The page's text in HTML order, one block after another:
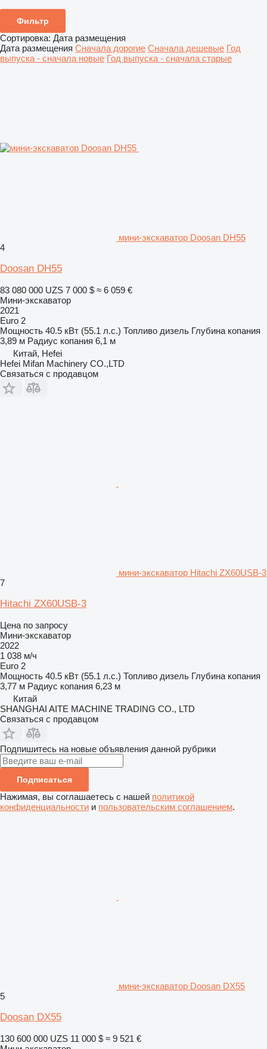
Фильтр
Сортировка: Дата размещения
Дата размещения Сначала дорогие Сначала дешевые Год
выпуска - сначала новые Год выпуска - сначала старые
мини-экскаватор Doosan DH55
4
Doosan DH55
83 080 000 UZS 7 000 $ ≈ 6 059 €
Мини-экскаватор
2021
Euro 2
Мощность 40.5 кВт (55.1 л.с.) Топливо дизель Глубина копания
3,89 м Радиус копания 6,1 м
Китай, Hefei
Hefei Mifan Machinery CO.,LTD
Связаться с продавцом
мини-экскаватор Hitachi ZX60USB-3
7
Hitachi ZX60USB-3
Цена по запросу
Мини-экскаватор
2022
1 038 м/ч
Euro 2
Мощность 40.5 кВт (55.1 л.с.) Топливо дизель Глубина копания
3,77 м Радиус копания 6,23 м
Китай
SHANGHAI AITE MACHINE TRADING CO., LTD
Связаться с продавцом
Подпишитесь на новые объявления данной рубрики
Подписаться
Нажимая, вы соглашаетесь с нашей политикой
конфиденциальности и пользовательским соглашением.
мини-экскаватор Doosan DX55
5
Doosan DX55
130 600 000 UZS 11 000 $ ≈ 9 521 €